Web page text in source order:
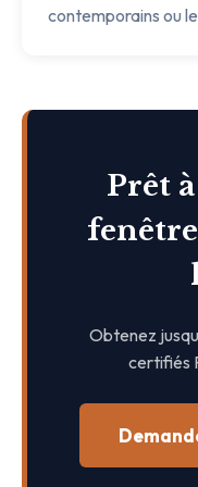
contemporains ou
Prêt
Obtenez
certifiés